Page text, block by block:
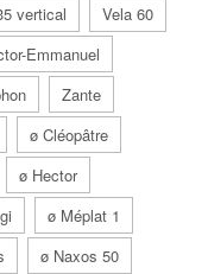
vertical
Vela 60
Emmanuel
Zante
ø Cléopâtre
ø Hector
ø Méplat 1
ø Naxos 50